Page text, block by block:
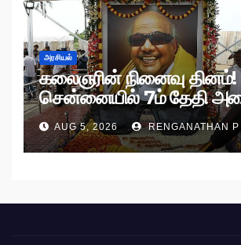
அரசியல்
கலைஞரின் நினைவு தினம்!
சென்னையில் 7ம் தேதி
பேரணி!
AUG 5, 2026 RENGANATHAN P